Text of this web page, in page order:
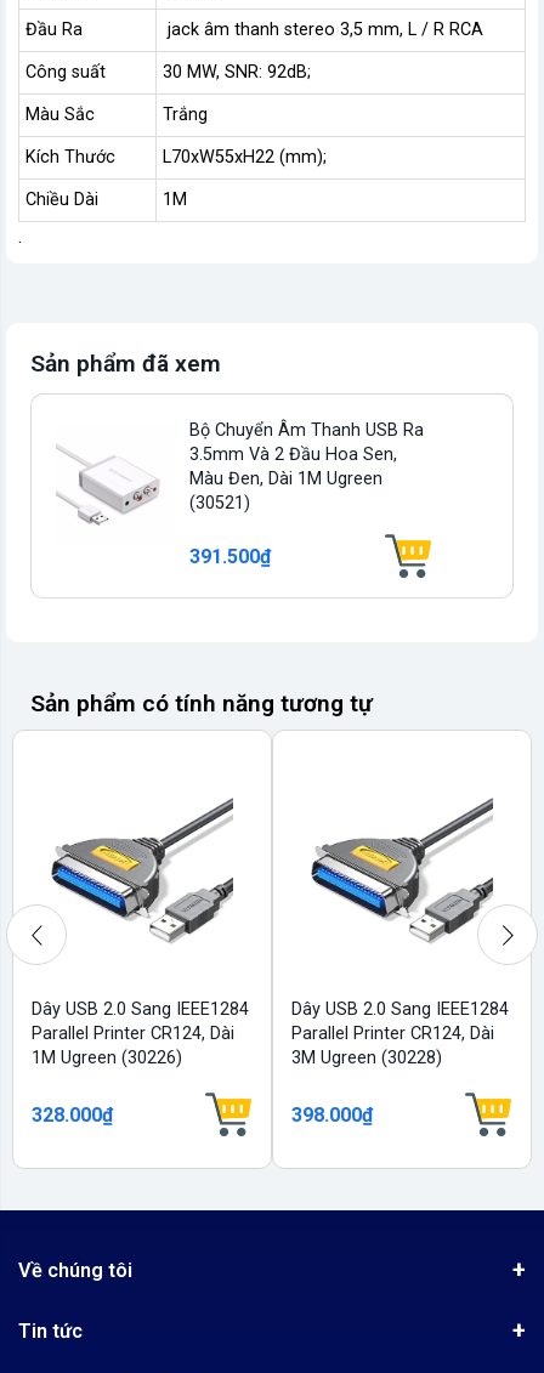
Đầu Ra jack âm thanh stereo 3,5 mm, L / R RCA
Công suất 30 MW, SNR: 92dB;
Màu Sắc Trắng
Kích Thước L70xW55xH22 (mm);
Chiều Dài 1M
.
Sản phẩm đã xem
Bộ Chuyển Âm Thanh USB Ra
3.5mm Và 2 Đầu Hoa Sen,
Màu Đen, Dài 1M Ugreen
(30521)
391.500₫
Sản phẩm có tính năng tương tự
Dây USB 2.0 Sang IEEE1284
Parallel Printer CR124, Dài
1M Ugreen (30226)
328.000₫
Dây USB 2.0 Sang IEEE1284
Parallel Printer CR124, Dài
3M Ugreen (30228)
398.000₫
Về chúng tôi
Tin tức